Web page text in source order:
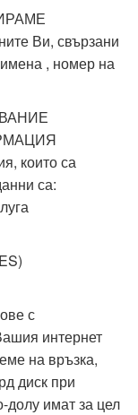
Ви, свързани
, номер на
които са
са:
с
интернет
на връзка,
диск при
имат за цел